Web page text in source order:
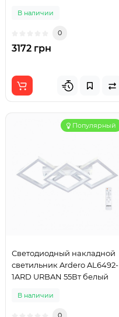
В наличии
0
3172 грн
Популярный
Светодиодный накладной
светильник Ardero AL6492-
1ARD URBAN 55Вт белый
В наличии
0